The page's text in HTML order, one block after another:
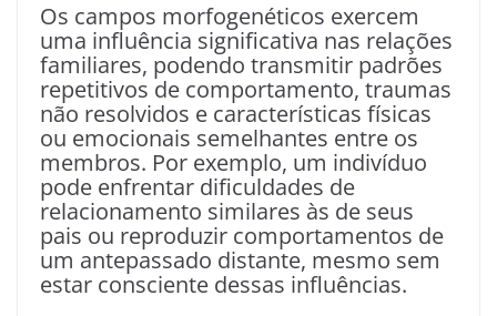
Os campos morfogenéticos exercem
uma influência significativa nas relações
familiares, podendo transmitir padrões
repetitivos de comportamento, traumas
não resolvidos e características físicas
ou emocionais semelhantes entre os
membros. Por exemplo, um indivíduo
pode enfrentar dificuldades de
relacionamento similares às de seus
pais ou reproduzir comportamentos de
um antepassado distante, mesmo sem
estar consciente dessas influências.